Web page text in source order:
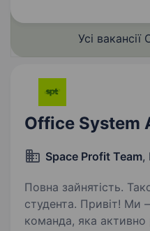
визначеного
забезпечити…Усі вакансії
Office System
Space Profit Team,
Повна зайнятість.
студента. Привіт! Ми — Space Profit Team,
команда, яка